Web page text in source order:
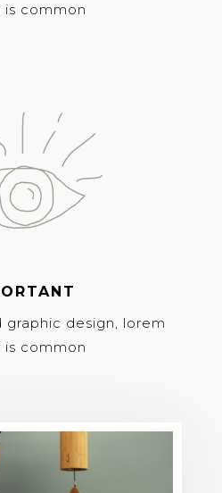
is common
graphic design, lorem
is common